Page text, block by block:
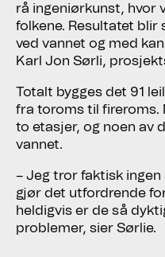
rå ingeniørkunst, hvor
folkene. Resultatet
ved vannet og med
Karl Jon Sørli,
Totalt bygges det 91
fra toroms til fireroms.
to etasjer, og noen av
vannet.
– Jeg tror faktisk ingen
gjør det utfordrende
heldigvis er de så
problemer, sier Sørlie.